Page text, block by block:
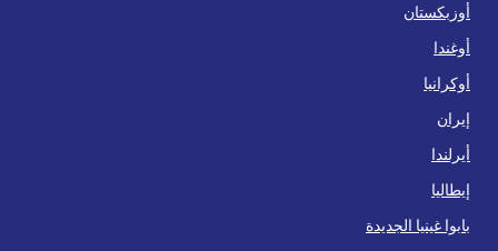
أوزبكستان
أوغندا
أوكرانيا
إيران
أيرلندا
إيطاليا
بابوا غينيا الجديدة